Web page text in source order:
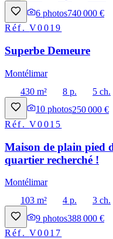
6 photos740 000 €
Réf.V0019
Superbe Demeure
Montélimar
430 m²
8 p. 5 ch.
10 photos250 000 €
Réf.V0015
Maison de plain pied
quartier recherché !
Montélimar
103 m²
4 p. 3 ch.
9 photos388 000 €
Réf.V0017